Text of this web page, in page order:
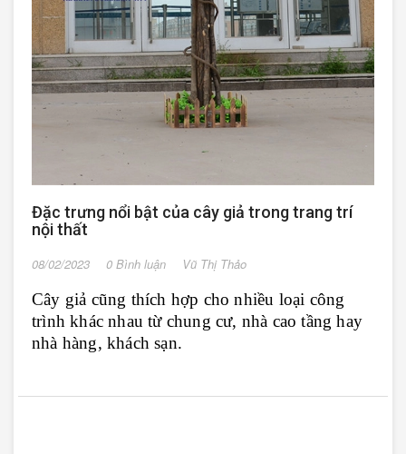
Đặc trưng nổi bật của cây giả trong trang trí
nội thất
08/02/2023 0 Bình luận Vũ Thị Thảo
Cây giả cũng thích hợp cho nhiều loại công
trình khác nhau từ chung cư, nhà cao tầng hay
nhà hàng, khách sạn.